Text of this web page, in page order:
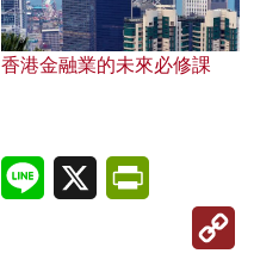
香港金融業的未來必修課
LinkedInLine X